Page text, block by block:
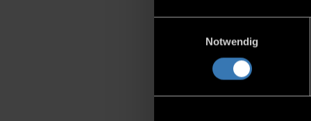
Notwendig
erhält für seine
Mit dieser
mehr in die
zuverlässiger